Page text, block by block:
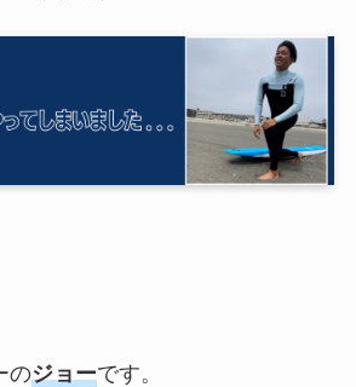
のジョーです。